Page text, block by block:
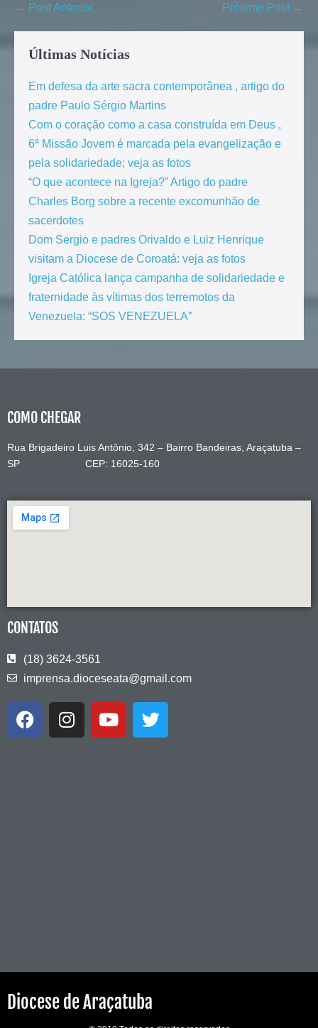
← Post Anterior Próximo Post →
Últimas Notícias
Em defesa da arte sacra contemporânea , artigo do
padre Paulo Sérgio Martins
Com o coração como a casa construída em Deus ,
6ª Missão Jovem é marcada pela evangelização e
pela solidariedade; veja as fotos
“O que acontece na Igreja?” Artigo do padre
Charles Borg sobre a recente excomunhão de
sacerdotes
Dom Sergio e padres Orivaldo e Luiz Henrique
visitam a Diocese de Coroatá: veja as fotos
Igreja Católica lança campanha de solidariedade e
fraternidade às vítimas dos terremotos da
Venezuela: “SOS VENEZUELA”
COMO CHEGAR
Rua Brigadeiro Luis Antônio, 342 – Bairro Bandeiras, Araçatuba –
SP CEP: 16025-160
CONTATOS
(18) 3624-3561
imprensa.dioceseata@gmail.com
Diocese de Araçatuba